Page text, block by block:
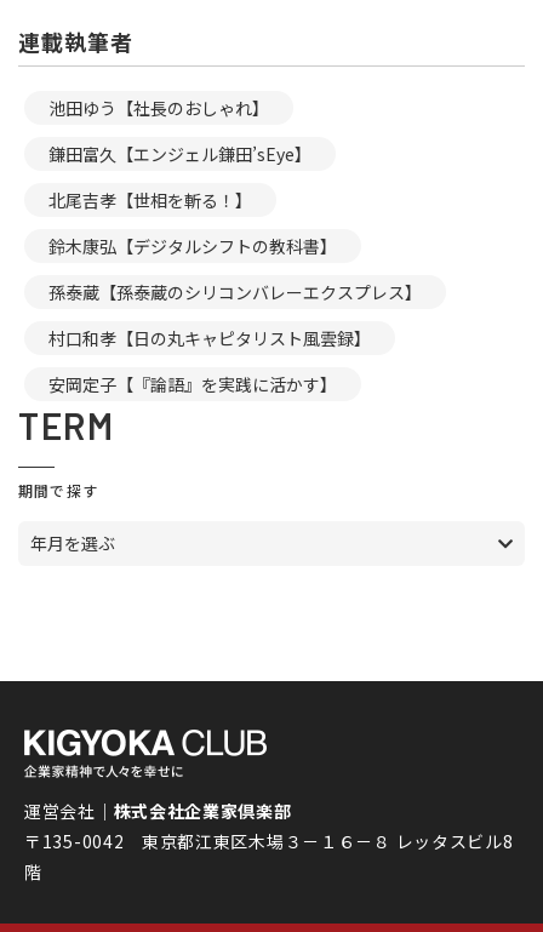
連載執筆者
池田ゆう【社長のおしゃれ】
鎌田富久【エンジェル鎌田’sEye】
北尾吉孝【世相を斬る！】
鈴木康弘【デジタルシフトの教科書】
孫泰蔵【孫泰蔵のシリコンバレーエクスプレス】
村口和孝【日の丸キャピタリスト風雲録】
安岡定子【『論語』を実践に活かす】
TERM
期間で探す
年月を選ぶ
運営会社｜ 株式会社企業家倶楽部
〒135-0042 東京都江東区木場３－１６－８ レッタスビル8
階